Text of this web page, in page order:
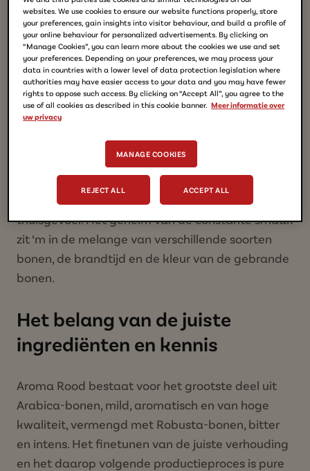
Wat is het geheim van de
constante smaak van Aroma
Rood?
Aroma Rood smaakt nog vrijwel precies hetzelfde
als honderd jaar geleden. Generaties zijn ermee
opgegroeid. De slogan ‘Je bent thuis waar je
Douwe Egberts drinkt’ sluit dan ook naadloos aan
bij de (her)beleving van dat vertrouwde
thuisgevoel. Het geheim van de constante smaak
zit ‘m in de melange van verschillende soorten
bonen, de brandtijd en de kleur van de gebrande
bonen.
Het belang van de juiste
ingrediënten en kennis
Aroma Rood bestaat voor het grootste deel uit
Arabica-bonen, mild, aromatisch en van hoge
kwaliteit, vermengd met Robusta-bonen, bitter
en intens. Het finetunen van de juiste verhouding
en het daarop volgende productieproces is pure
websites. We use cookies to ensure our website functions properly, store
your preferences, gain insights into visitor behaviour, and build a profile of
your online behaviour for personalized advertisements. By clicking on
“Manage Cookies”, you can learn more about the cookies we use and set
your preferences. Depending on your preferences, we may process your
data in countries with a lower level of data protection legislation where
authorities may have easier access to your data and you may have fewer
rights to oppose such access. By clicking on “Accept All”, you agree to the
use of all cookies as described in this cookie banner. Meer informatie over
uw privacy
MANAGE COOKIES
REJECT ALL ACCEPT ALL